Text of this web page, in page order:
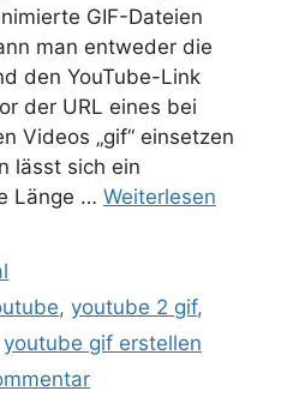
GIF-Dateien
man entweder die
den YouTube-Link
der URL eines bei
Videos „gif“ einsetzen
lässt sich ein
Länge … Weiterlesen
,youtube 2 gif,
youtube gif erstellen